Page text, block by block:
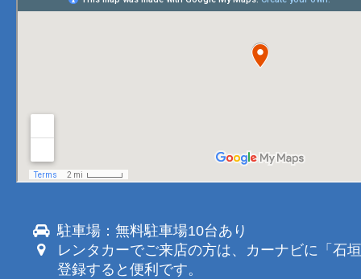
駐車場：無料駐車場10台あり
レンタカーでご来店の方は、カーナビに「石
登録すると便利です。